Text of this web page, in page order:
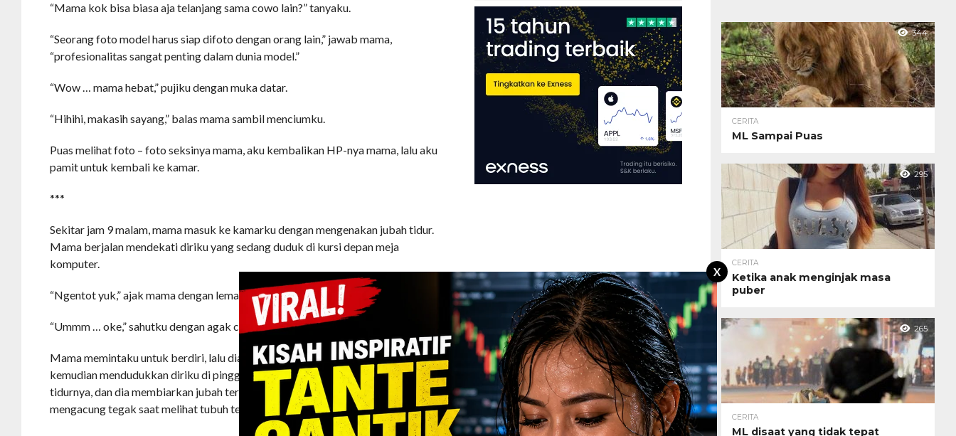
X
“Mama kok bisa biasa aja telanjang sama cowo lain?” tanyaku.
“Seorang foto model harus siap difoto dengan orang lain,” jawab mama,
“profesionalitas sangat penting dalam dunia model.”
“Wow … mama hebat,” pujiku dengan muka datar.
“Hihihi, makasih sayang,” balas mama sambil menciumku.
Puas melihat foto – foto seksinya mama, aku kembalikan HP-nya mama, lalu aku
pamit untuk kembali ke kamar.
***
Sekitar jam 9 malam, mama masuk ke kamarku dengan mengenakan jubah tidur.
Mama berjalan mendekati diriku yang sedang duduk di kursi depan meja
komputer.
“Ngentot yuk,” ajak mama dengan lemah lembut.
“Ummm … oke,” sahutku dengan agak canggung.
Mama memintaku untuk berdiri, lalu dia menanggalkan pakaianku. Mama
kemudian mendudukkan diriku di pinggir kasurku. Mama lalu melepas jubah
tidurnya, dan dia membiarkan jubah tersebut turun ke bawah. Penisku langsung
mengacung tegak saat melihat tubuh telanjangnya mama.
344
CERITA
ML Sampai Puas
295
CERITA
Ketika anak menginjak masa
puber
265
CERITA
ML disaat yang tidak tepat